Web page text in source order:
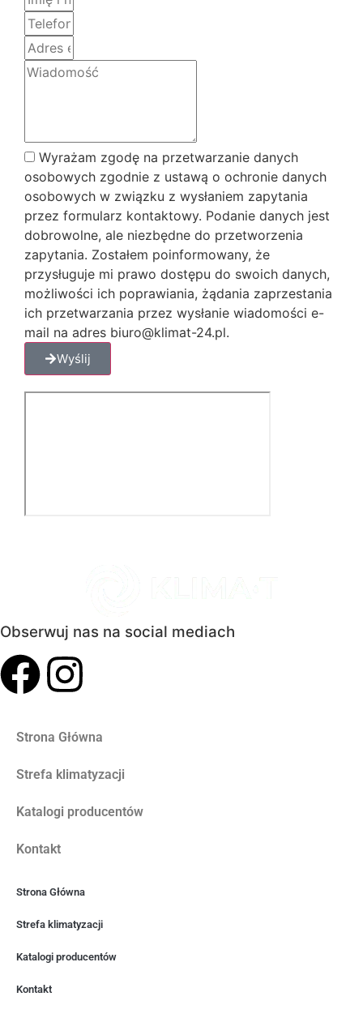
Wyrażam zgodę na przetwarzanie danych
osobowych zgodnie z ustawą o ochronie danych
osobowych w związku z wysłaniem zapytania
przez formularz kontaktowy. Podanie danych jest
dobrowolne, ale niezbędne do przetworzenia
zapytania. Zostałem poinformowany, że
przysługuje mi prawo dostępu do swoich danych,
możliwości ich poprawiania, żądania zaprzestania
ich przetwarzania przez wysłanie wiadomości e-
mail na adres biuro@klimat-24.pl.
Wyślij
Obserwuj nas na social mediach
Strona Główna
Strefa klimatyzacji
Katalogi producentów
Kontakt
Strona Główna
Strefa klimatyzacji
Katalogi producentów
Kontakt